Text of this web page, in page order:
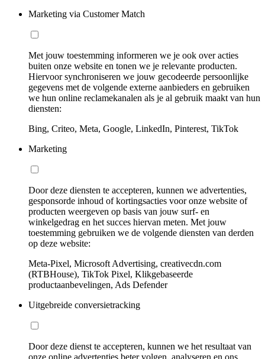
Marketing via Customer Match
Met jouw toestemming informeren we je ook over acties
buiten onze website en tonen we je relevante producten.
Hiervoor synchroniseren we jouw gecodeerde persoonlijke
gegevens met de volgende externe aanbieders en gebruiken
we hun online reclamekanalen als je al gebruik maakt van hun
diensten:
Bing, Criteo, Meta, Google, LinkedIn, Pinterest, TikTok
Marketing
Door deze diensten te accepteren, kunnen we advertenties,
gesponsorde inhoud of kortingsacties voor onze website of
producten weergeven op basis van jouw surf- en
winkelgedrag en het succes hiervan meten. Met jouw
toestemming gebruiken we de volgende diensten van derden
op deze website:
Meta-Pixel, Microsoft Advertising, creativecdn.com
(RTBHouse), TikTok Pixel, Klikgebaseerde
productaanbevelingen, Ads Defender
Uitgebreide conversietracking
Door deze dienst te accepteren, kunnen we het resultaat van
onze online advertenties beter volgen, analyseren en ons